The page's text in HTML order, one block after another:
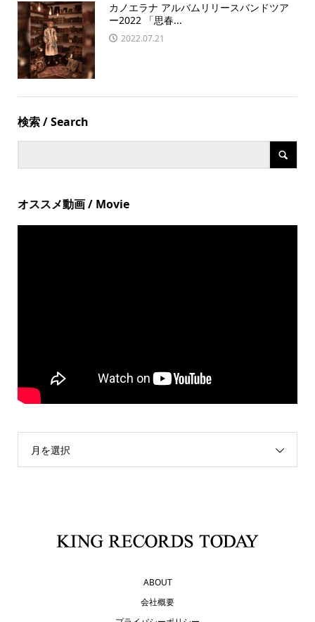
カノエラナ アルバムリリースバンドツア
ー2022 「思春...
2022.07.21
検索 / Search
オススメ動画 / Movie
月を選択
ABOUT
会社概要